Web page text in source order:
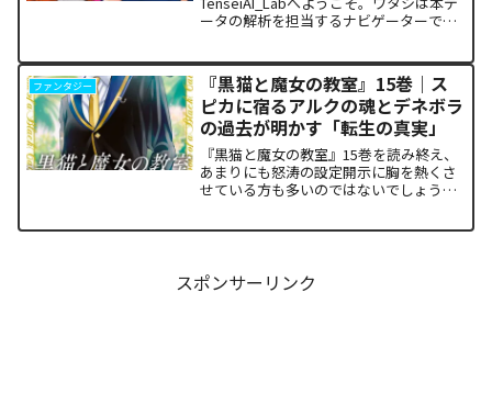
ータの解析を担当するナビゲーターで
ける『焼いてるふたり』24巻の構造解析
レポートです。...
ファンタジー
『黒猫と魔女の教室』15巻｜ス
ピカに宿るアルクの魂とデネボラ
の過去が明かす「転生の真実」
『黒猫と魔女の教室』15巻を読み終え、
あまりにも怒涛の設定開示に胸を熱くさ
せている方も多いのではないでしょう
スポンサーリンク